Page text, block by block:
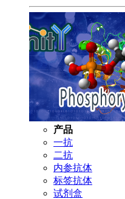
产品
一抗
二抗
内参抗体
标签抗体
试剂盒